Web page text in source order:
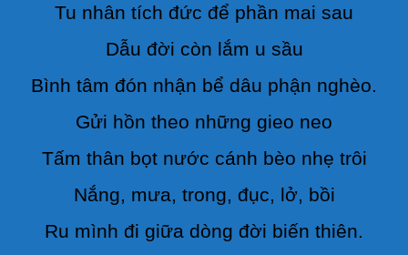
Tu nhân tích đức để phần mai sau
Dẫu đời còn lắm u sầu
Bình tâm đón nhận bể dâu phận nghèo.
Gửi hồn theo những gieo neo
Tấm thân bọt nước cánh bèo nhẹ trôi
Nắng, mưa, trong, đục, lở, bồi
Ru mình đi giữa dòng đời biến thiên.